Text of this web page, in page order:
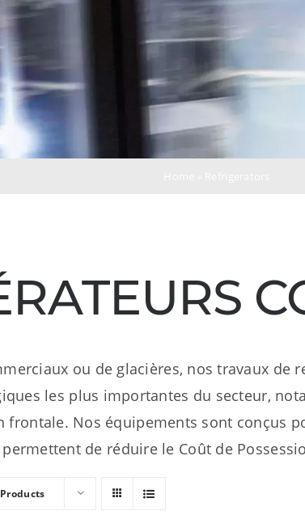
ou de glacières, nos travaux
les plus importantes du secteur,
Nos équipements sont conçus
permettent de réduire le Coût de